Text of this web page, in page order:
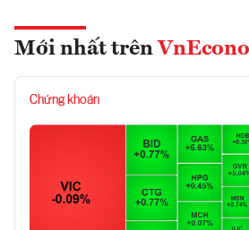
Mới nhất trên
Chứng khoán